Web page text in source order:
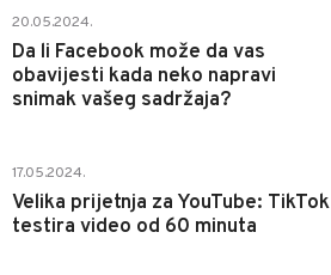
20.05.2024.
Da li Facebook može da vas
obavijesti kada neko napravi
snimak vašeg sadržaja?
17.05.2024.
Velika prijetnja za YouTube: TikTok
testira video od 60 minuta